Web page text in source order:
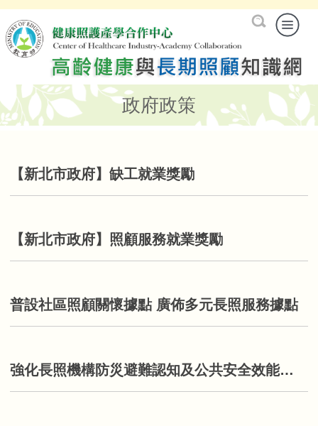
政府政策
【新北市政府】缺工就業獎勵
【新北市政府】照顧服務就業獎勵
普設社區照顧關懷據點 廣佈多元長照服務據點
強化長照機構防災避難認知及公共安全效能，維護長照機構住民生命安全